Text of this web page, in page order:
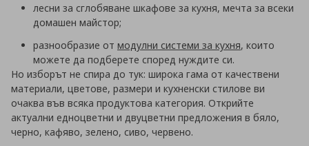
лесни за сглобяване шкафове за кухня, мечта за всеки
домашен майстор;
разнообразие от модулни системи за кухня, които
можете да подберете според нуждите си.
Но изборът не спира до тук: широка гама от качествени
материали, цветове, размери и кухненски стилове ви
очаква във всяка продуктова категория. Открийте
актуални едноцветни и двуцветни предложения в бяло,
черно, кафяво, зелено, сиво, червено.